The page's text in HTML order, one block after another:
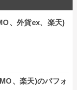
、外貨ex、楽天)
、楽天)のパフォ